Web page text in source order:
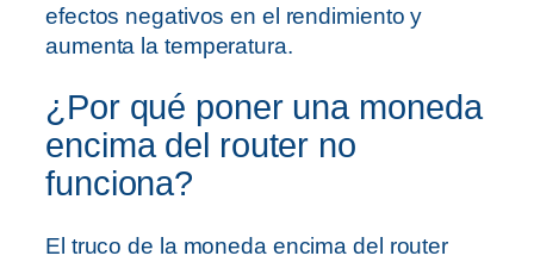
efectos negativos en el rendimiento y
aumenta la temperatura.
¿Por qué poner una moneda
encima del router no
funciona?
El truco de la moneda encima del router